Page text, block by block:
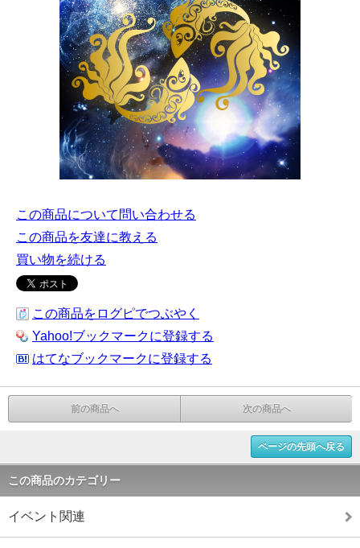
この商品について問い合わせる
この商品を友達に教える
買い物を続ける
この商品をログピでつぶやく
Yahoo!ブックマークに登録する
はてなブックマークに登録する
前の商品へ 次の商品へ
ページの先頭へ戻る
この商品のカテゴリー
イベント関連